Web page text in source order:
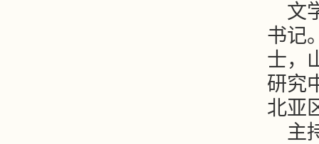
文
书记
士，
研究
北亚
主